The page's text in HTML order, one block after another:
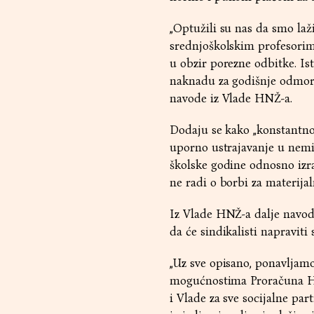
„Optužili su nas da smo
srednjoškolskim
u obzir porezne odbitke.
naknadu za godišnje
navode iz Vlade HNŽ-a.
Dodaju se kako
uporno ustrajavanje u
školske godine odnosno
ne radi o borbi za
Iz Vlade HNŽ-a dalje
da će sindikalisti napraviti
„Uz sve opisano,
mogućnostima Proračuna
i Vlade za sve socijalne